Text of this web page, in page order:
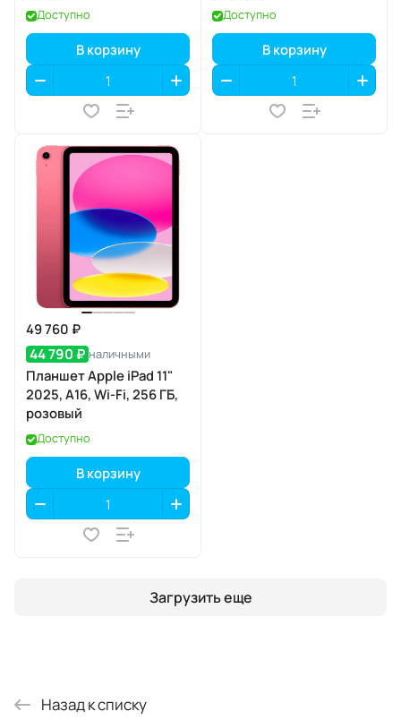
Доступно
В корзину
Доступно
В корзину
49 760 ₽
44 790 ₽ наличными
Планшет Apple iPad 11"
2025, A16, Wi-Fi, 256 ГБ,
розовый
Доступно
В корзину
Загрузить еще
Назад к списку